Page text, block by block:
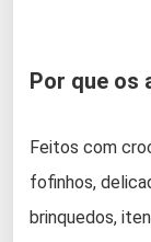
Por que os
Feitos com
fofinhos,
brinquedos,